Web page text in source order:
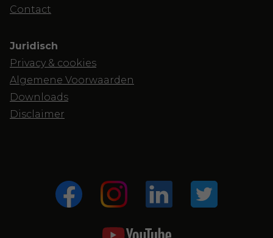
Contact
Juridisch
Privacy & cookies
Algemene Voorwaarden
Downloads
Disclaimer